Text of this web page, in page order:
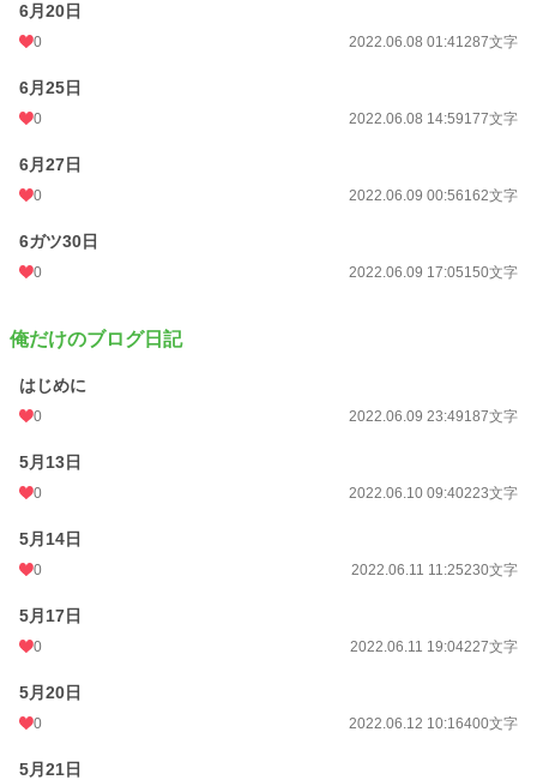
6月20日
0 2022.06.08 01:41287文字
6月25日
0 2022.06.08 14:59177文字
6月27日
0 2022.06.09 00:56162文字
6ガツ30日
0 2022.06.09 17:05150文字
俺だけのブログ日記
はじめに
0 2022.06.09 23:49187文字
5月13日
0 2022.06.10 09:40223文字
5月14日
0 2022.06.11 11:25230文字
5月17日
0 2022.06.11 19:04227文字
5月20日
0 2022.06.12 10:16400文字
5月21日